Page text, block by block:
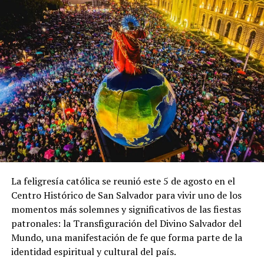
Diputados del FMLN no
descartan alianza con Nayib
Bukele y el CD, pero lo ven
difícil
4 julio, 2018
En «Política»
Secretario general del CD
confirma que han superado
las 50 mil firmas y esperan
incrementar aún más el
número para la reinscripción
del partido en el TSE
25 septiembre, 2019
En «Política»
#ENVIVO EL SALVADOR
TODAY con ALDO ÁLVAREZ,
Secretario de
Comunicaciones CD
19 junio, 2019
En «CronioTV»
La feligresía católica se reunió este 5 de agosto en el
Centro Histórico de San Salvador para vivir uno de los
momentos más solemnes y significativos de las fiestas
patronales: la Transfiguración del Divino Salvador del
Mundo, una manifestación de fe que forma parte de la
identidad espiritual y cultural del país.